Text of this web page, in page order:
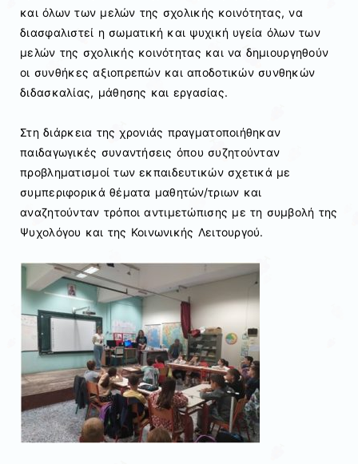
και όλων των μελών της σχολικής κοινότητας, να
διασφαλιστεί η σωματική και ψυχική υγεία όλων των
μελών της σχολικής κοινότητας και να δημιουργηθούν
οι συνθήκες αξιοπρεπών και αποδοτικών συνθηκών
διδασκαλίας, μάθησης και εργασίας.
Στη διάρκεια της χρονιάς πραγματοποιήθηκαν
παιδαγωγικές συναντήσεις όπου συζητούνταν
προβληματισμοί των εκπαιδευτικών σχετικά με
συμπεριφορικά θέματα μαθητών/τριων και
αναζητούνταν τρόποι αντιμετώπισης με τη συμβολή της
Ψυχολόγου και της Κοινωνικής Λειτουργού.